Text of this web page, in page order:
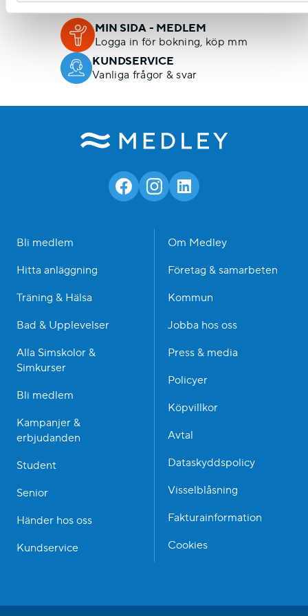
MIN SIDA - MEDLEM
Logga in för bokning, köp mm
KUNDSERVICE
Vanliga frågor & svar
Bli medlem
Hitta anläggning
Träning & Hälsa
Bad & Upplevelser
Alla Simskolor &
Simkurser
Bli medlem
Kampanjer &
erbjudanden
Student
Senior
Händer hos oss
Kundservice
Om Medley
Företag & samarbeten
Kommun
Jobba hos oss
Press & media
Policyer
Köpvillkor
Avtal
Dataskyddspolicy
Visselblåsning
Fakturainformation
Cookies